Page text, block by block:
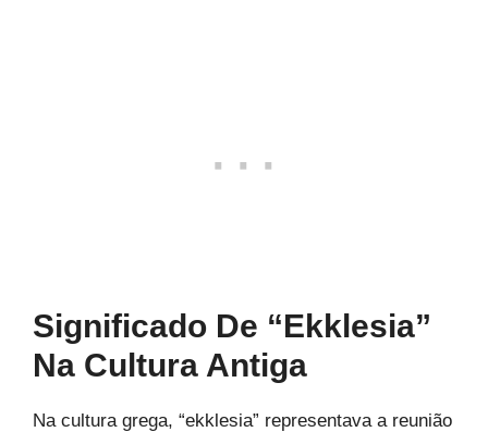
Significado De “Ekklesia”
Na Cultura Antiga
Na cultura grega, “ekklesia” representava a reunião